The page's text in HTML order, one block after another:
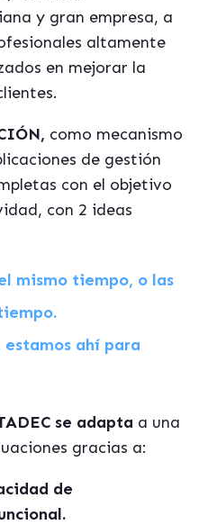
y gran empresa, a
altamente
en mejorar la
ÓN, como mecanismo
de gestión
con el objetivo
con 2 ideas
mismo tiempo, o las
estamos ahí para
se adapta a una
gracias a:
de